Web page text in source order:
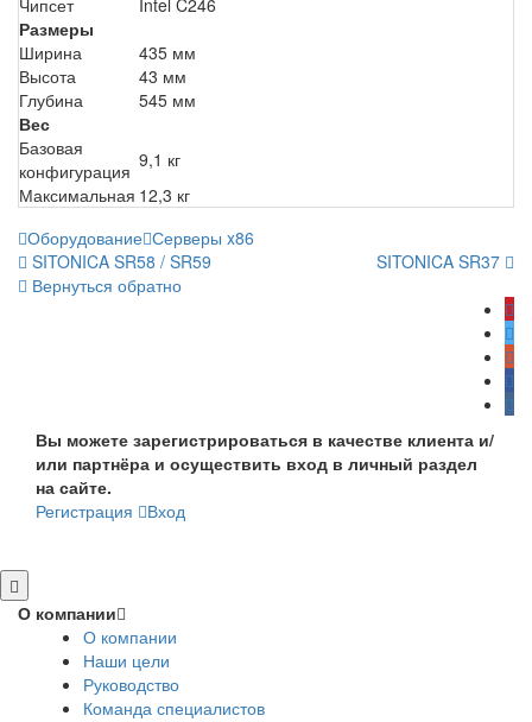
Чипсет
Intel C246
Размеры
Ширина
435 мм
Высота
43 мм
Глубина
545 мм
Вес
Базовая
конфигурация 9,1 кг
Максимальная 12,3 кг
Оборудование Серверы x86
SITONICA SR58 / SR59
SITONICA SR37
Вернуться обратно
Вы можете зарегистрироваться в качестве клиента и/
или партнёра и осуществить вход в личный раздел
на сайте.
Регистрация
Вход
О компании
О компании
Наши цели
Руководство
Команда специалистов